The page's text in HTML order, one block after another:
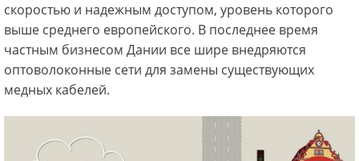
скоростью и надежным доступом, уровень которого
выше среднего европейского. В последнее время
частным бизнесом Дании все шире внедряются
оптоволоконные сети для замены существующих
медных кабелей.